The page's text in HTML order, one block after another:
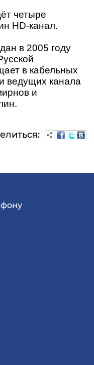
четыре
HD-канал.
в 2005 году
в кабельных
ведущих канала
и